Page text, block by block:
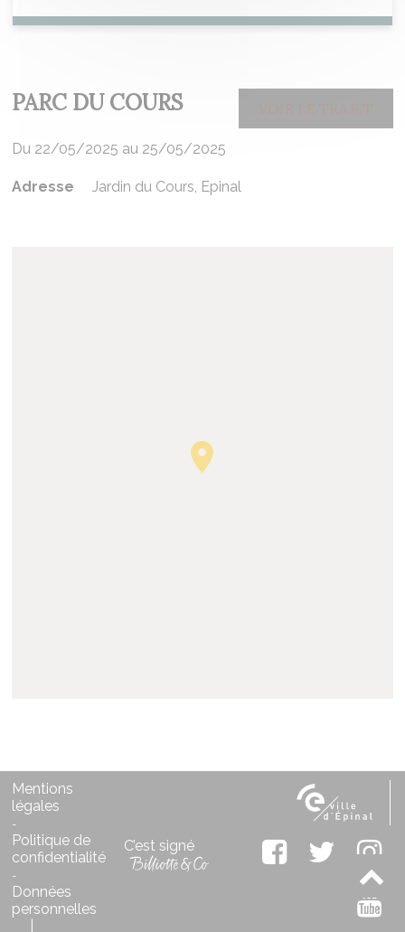
PARC DU COURS
Du 22/05/2025 au 25/05/2025
Adresse Jardin du Cours, Epinal
Mentions
légales
-
Politique de
confidentialité
-
Données
personnelles
C’est signé